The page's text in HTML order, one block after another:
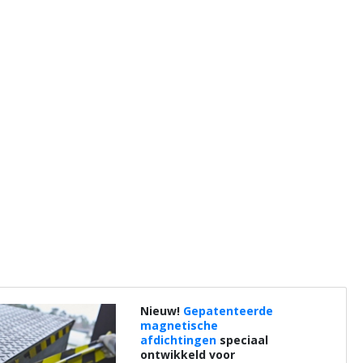
Nieuw! Gepatenteerde
magnetische
afdichtingen speciaal
ontwikkeld voor